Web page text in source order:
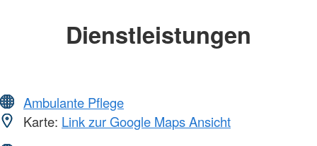
Dienstleistungen
Ambulante Pflege
Karte: Link zur Google Maps Ansicht